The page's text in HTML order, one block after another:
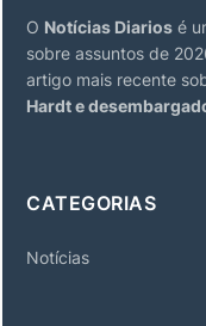
O Notícias Diarios é
sobre assuntos de
artigo mais recente
Hardt e
CATEGORIAS
Notícias